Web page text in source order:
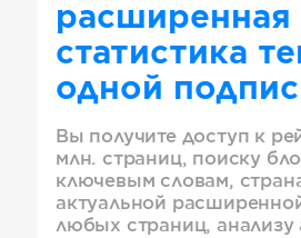
расширенная
статистика
одной
Вы получите доступ к
млн. страниц, поиску
ключевым словам,
актуальной
любых страниц, анализу